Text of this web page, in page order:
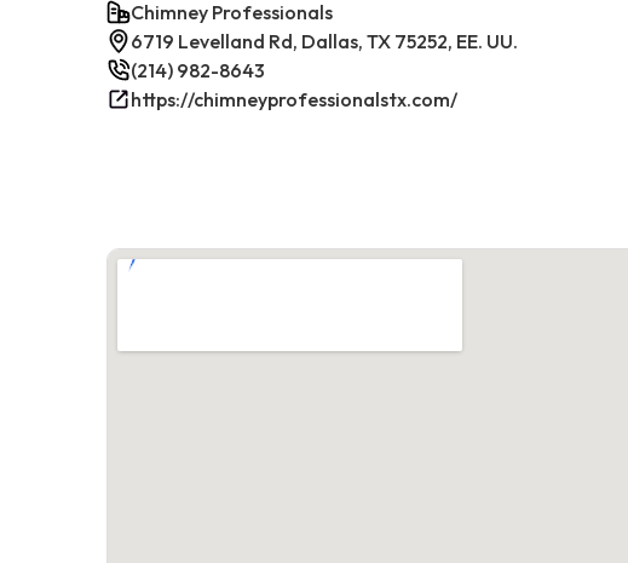
Chimney Professionals
6719 Levelland Rd, Dallas, TX 75252, EE. UU.
(214) 982-8643
https://chimneyprofessionalstx.com/